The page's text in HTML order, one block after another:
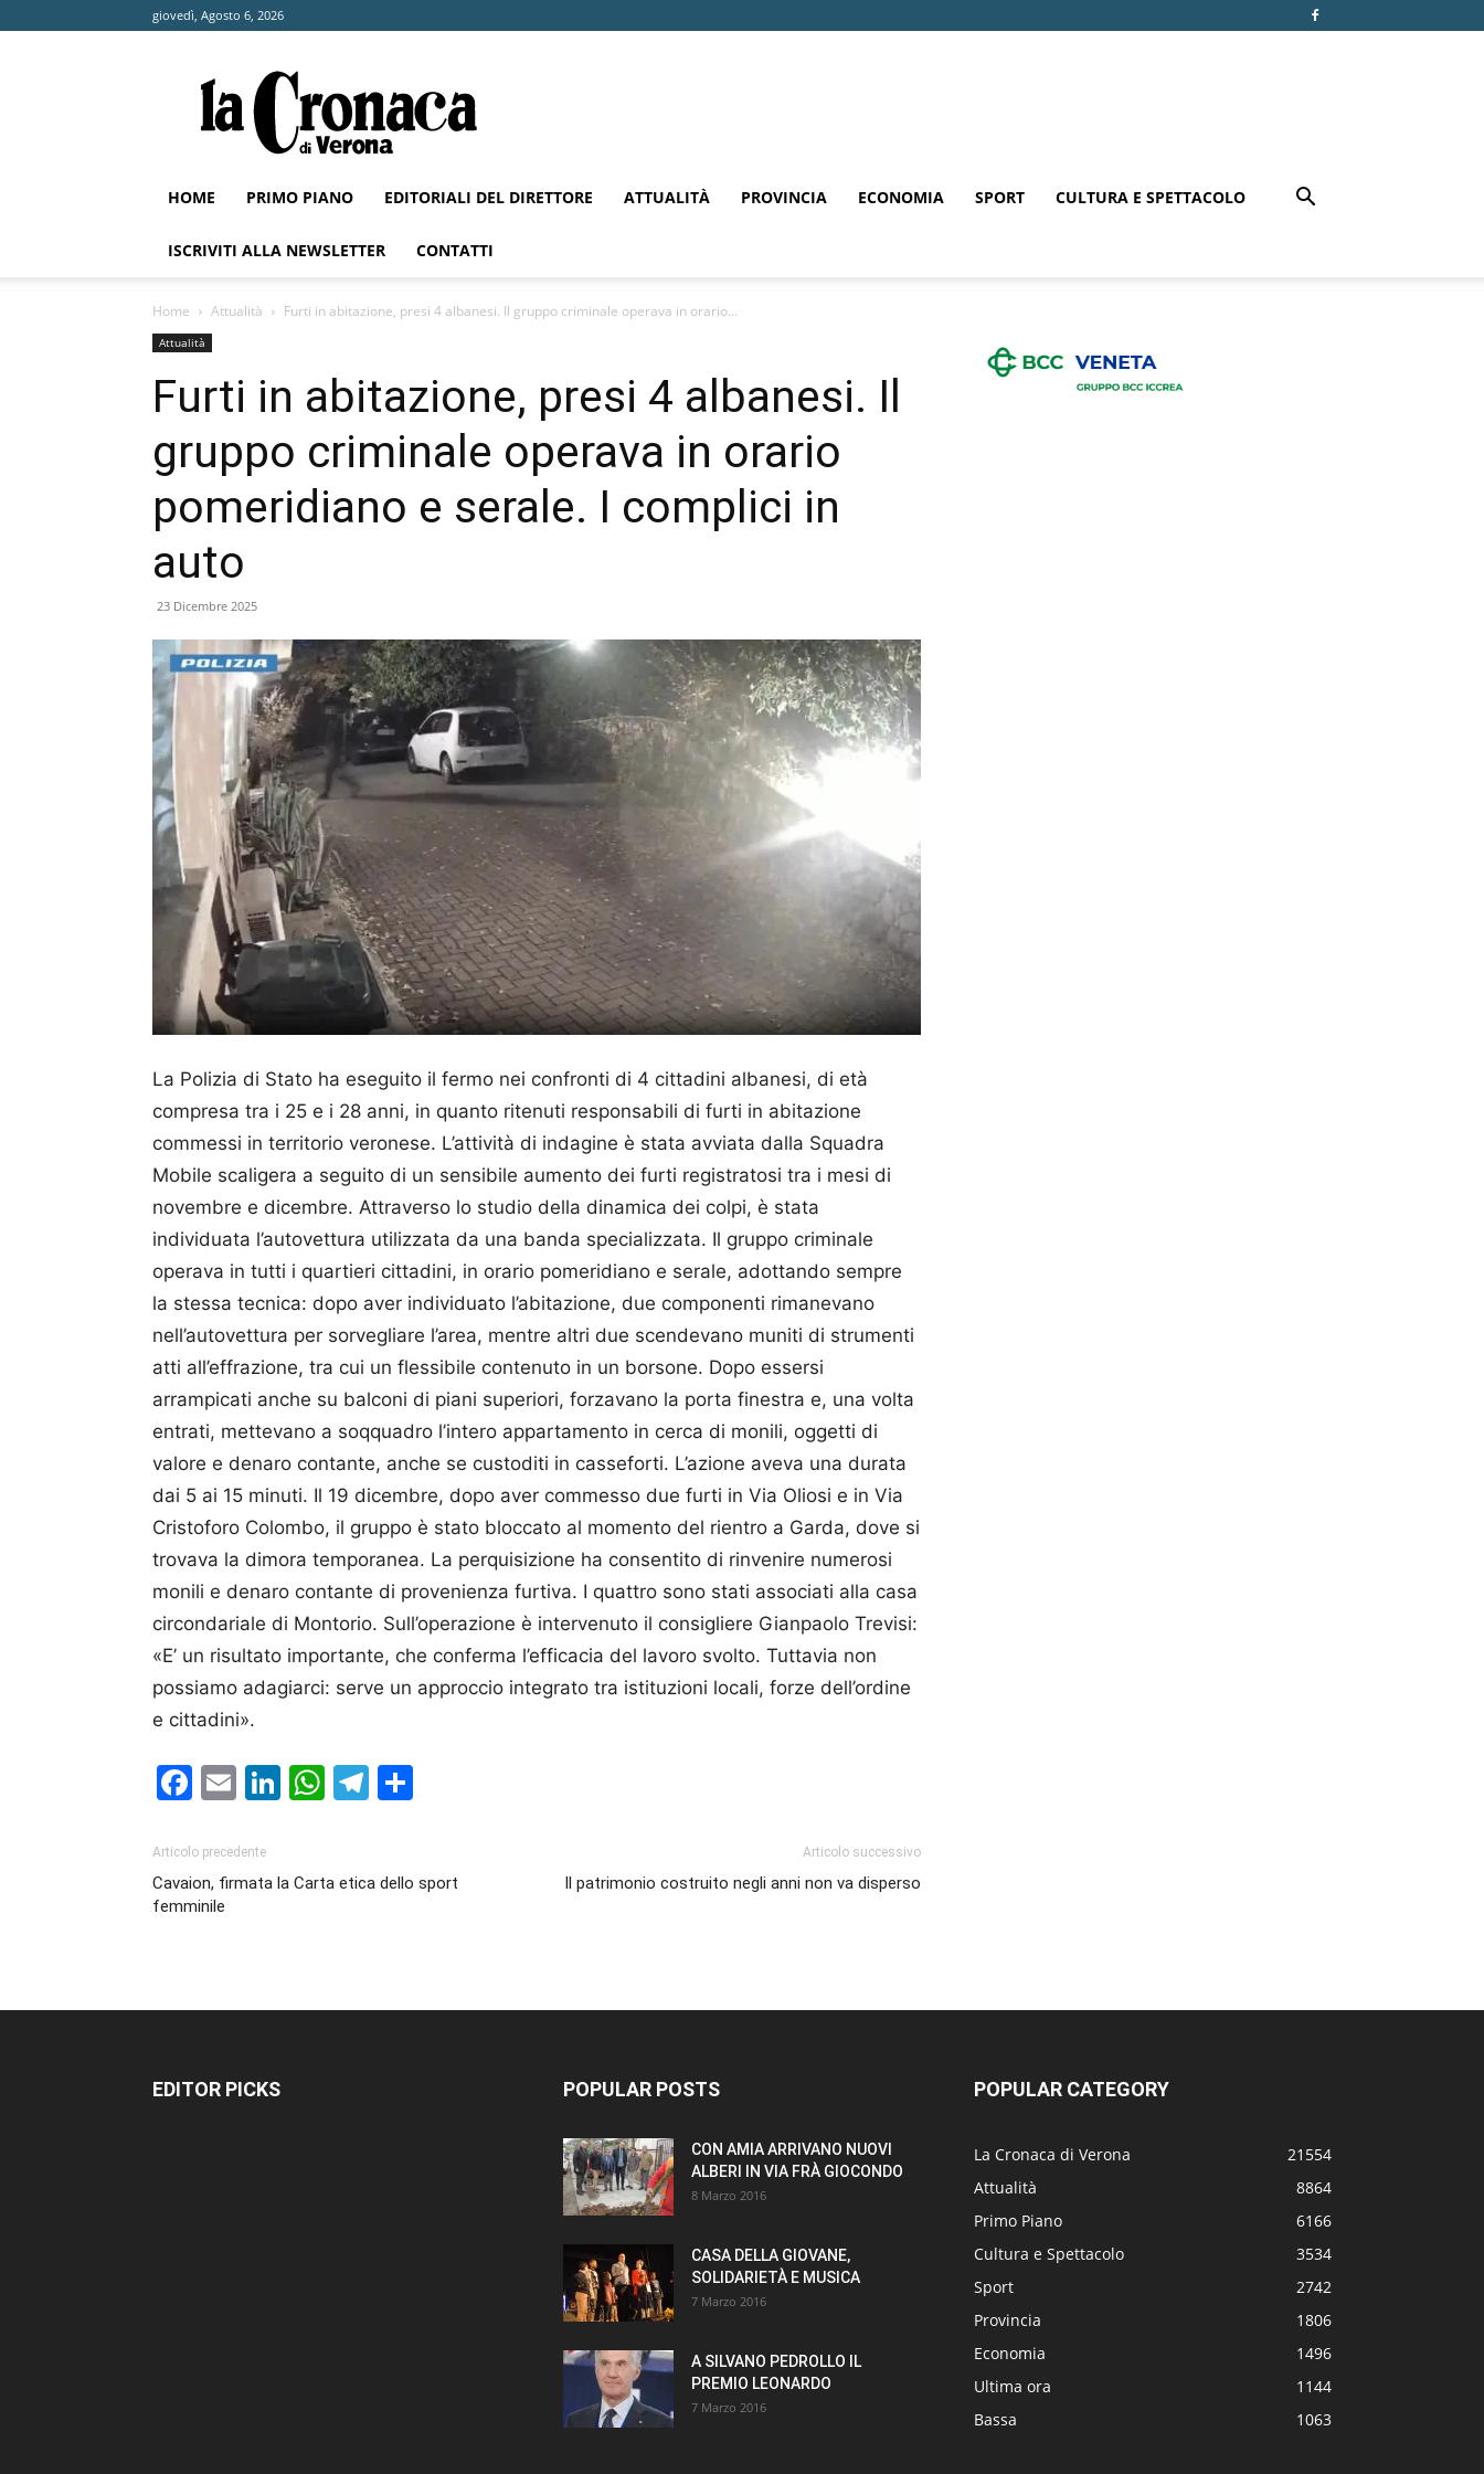
giovedì, Agosto 6, 2026
Cronaca
di
Verona
HOME PRIMO PIANO EDITORIALI DEL DIRETTORE ATTUALITÀ PROVINCIA ECONOMIA SPORT CULTURA E SPETTACOLO
ISCRIVITI ALLA NEWSLETTER CONTATTI
Home Attualità Furti in abitazione, presi 4 albanesi. Il gruppo criminale operava in orario...
Attualità
Furti in abitazione, presi 4 albanesi. Il
gruppo criminale operava in orario
pomeridiano e serale. I complici in
auto
23 Dicembre 2025
La Polizia di Stato ha eseguito il fermo nei confronti di 4 cittadini albanesi, di età
compresa tra i 25 e i 28 anni, in quanto ritenuti responsabili di furti in abitazione
commessi in territorio veronese. L’attività di indagine è stata avviata dalla Squadra
Mobile scaligera a seguito di un sensibile aumento dei furti registratosi tra i mesi di
novembre e dicembre. Attraverso lo studio della dinamica dei colpi, è stata
individuata l’autovettura utilizzata da una banda specializzata. Il gruppo criminale
operava in tutti i quartieri cittadini, in orario pomeridiano e serale, adottando sempre
la stessa tecnica: dopo aver individuato l’abitazione, due componenti rimanevano
nell’autovettura per sorvegliare l’area, mentre altri due scendevano muniti di strumenti
atti all’effrazione, tra cui un flessibile contenuto in un borsone. Dopo essersi
arrampicati anche su balconi di piani superiori, forzavano la porta finestra e, una volta
entrati, mettevano a soqquadro l’intero appartamento in cerca di monili, oggetti di
valore e denaro contante, anche se custoditi in casseforti. L’azione aveva una durata
dai 5 ai 15 minuti. Il 19 dicembre, dopo aver commesso due furti in Via Oliosi e in Via
Cristoforo Colombo, il gruppo è stato bloccato al momento del rientro a Garda, dove si
trovava la dimora temporanea. La perquisizione ha consentito di rinvenire numerosi
monili e denaro contante di provenienza furtiva. I quattro sono stati associati alla casa
circondariale di Montorio. Sull’operazione è intervenuto il consigliere Gianpaolo Trevisi:
«E’ un risultato importante, che conferma l’efficacia del lavoro svolto. Tuttavia non
possiamo adagiarci: serve un approccio integrato tra istituzioni locali, forze dell’ordine
e cittadini».
Facebook
EmailLinkedIn
WhatsApp
Telegram
Articolo precedente
Cavaion, firmata la Carta etica dello sport
femminile
Articolo successivo
Il patrimonio costruito negli anni non va disperso
EDITOR PICKS POPULAR POSTS
CON AMIA ARRIVANO NUOVI
ALBERI IN VIA FRÀ GIOCONDO
8 Marzo 2016
CASA DELLA GIOVANE,
SOLIDARIETÀ E MUSICA
7 Marzo 2016
A SILVANO PEDROLLO IL
PREMIO LEONARDO
7 Marzo 2016
POPULAR CATEGORY
La Cronaca di Verona
21554
Attualità
8864
Primo Piano
6166
Cultura e Spettacolo
3534
Sport
2742
Provincia
1806
Economia
1496
Ultima ora
1144
Bassa
1063